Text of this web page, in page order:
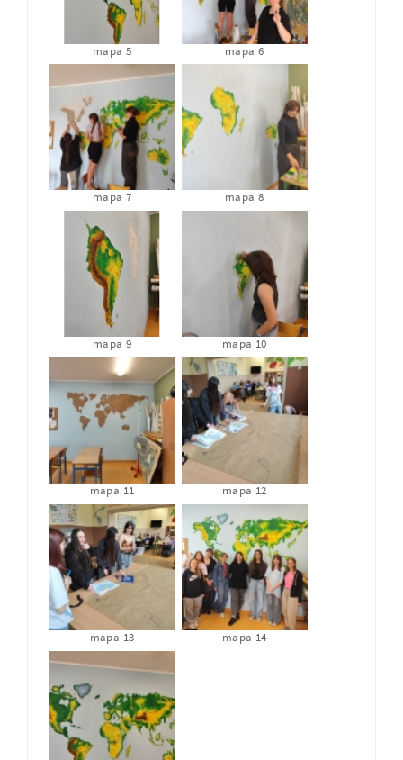
mapa 5 mapa 6
mapa 7 mapa 8
mapa 9 mapa 10
mapa 11 mapa 12
mapa 13 mapa 14